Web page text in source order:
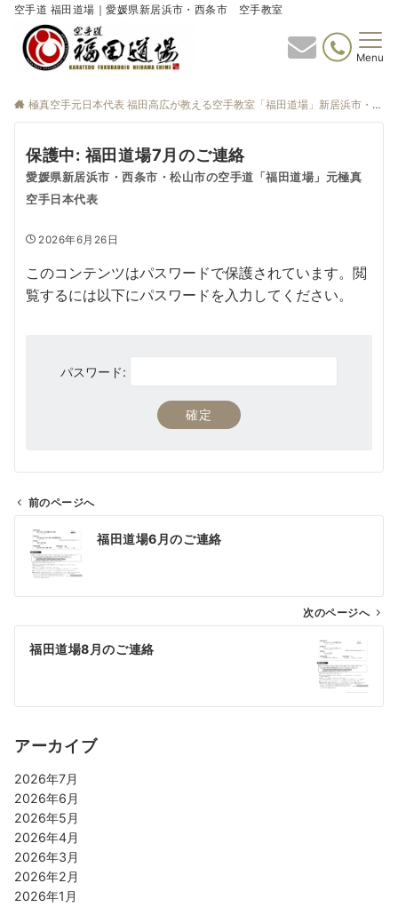
空手道 福田道場｜愛媛県新居浜市・西条市 空手教室
Menu
極真空手元日本代表 福田高広が教える空手教室「福田道場」新居浜市・西条市
保護中: 福田道場7月のご連絡
愛媛県新居浜市・西条市・松山市の空手道「福田道場」元極真
空手日本代表
2026年6月26日
このコンテンツはパスワードで保護されています。閲
覧するには以下にパスワードを入力してください。
パスワード:
前のページへ
福田道場6月のご連絡
次のページへ
福田道場8月のご連絡
アーカイブ
2026年7月
2026年6月
2026年5月
2026年4月
2026年3月
2026年2月
2026年1月